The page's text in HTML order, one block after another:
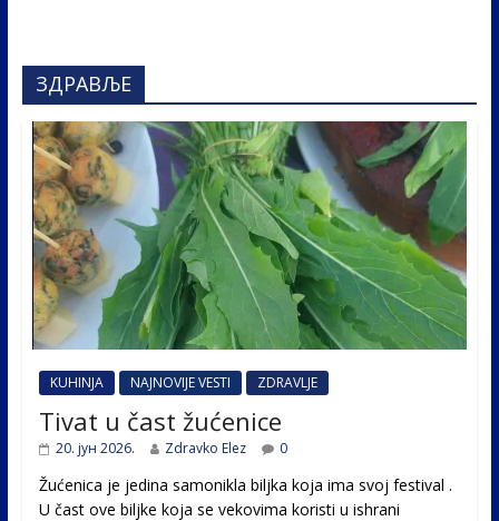
ЗДРАВЉЕ
KUHINJA NAJNOVIJE VESTI ZDRAVLJE
Tivat u čast žućenice
20. јун 2026. Zdravko Elez 0
Žućenica je jedina samonikla biljka koja ima svoj festival .
U čast ovе biljke koja se vekovima koristi u ishrani